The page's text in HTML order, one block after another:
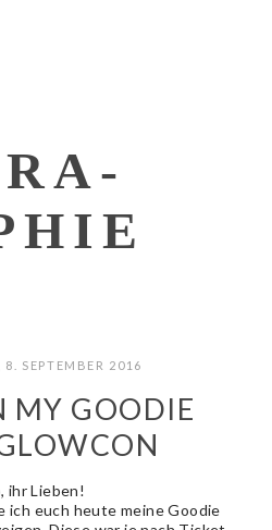
8. SEPTEMBER 2016
MY GOODIE
ihr Lieben!
ich euch heute meine Goodie